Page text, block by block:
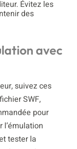
Évitez les
des
avec
suivez ces
SWF,
pour
tester la